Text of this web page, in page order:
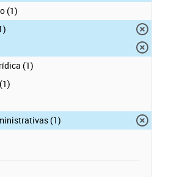
(1)
(1)
(1)